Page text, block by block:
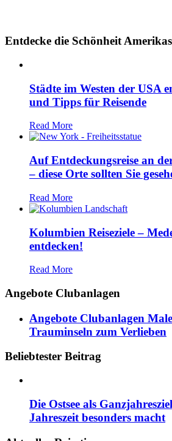
Entdecke die Schönheit
Städte im Westen der USA
und Tipps für Reisende
Read More
Auf Entdeckungsreise an
– diese Orte sollten Sie
Read More
Kolumbien Reiseziele –
entdecken!
Read More
Angebote Clubanlagen
Angebote Clubanlagen
Trauminseln zum Verlieben
Beliebtester Beitrag
Die Ostsee als
Jahreszeit besonders macht